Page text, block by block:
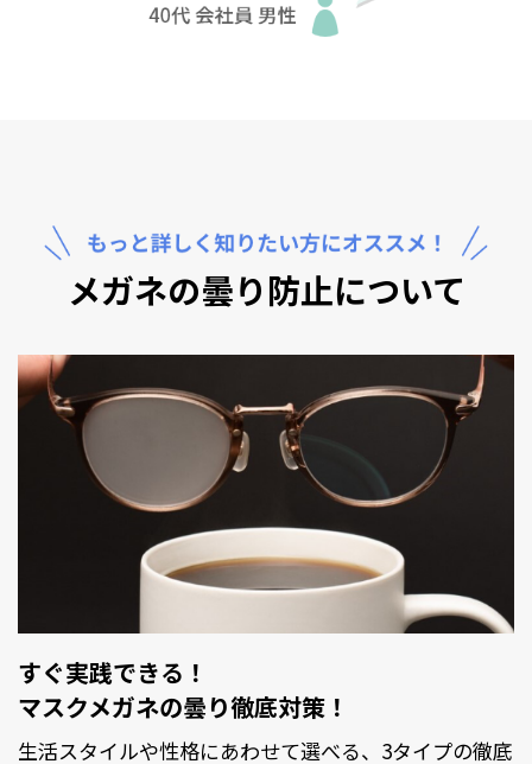
メガネの曇り防止について
すぐ実践できる！
マスクメガネの曇り徹底対策！
生活スタイルや性格にあわせて選べる、3タイプの徹底